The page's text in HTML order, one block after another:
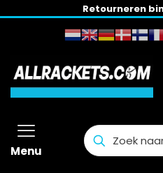
Retourneren
Menu